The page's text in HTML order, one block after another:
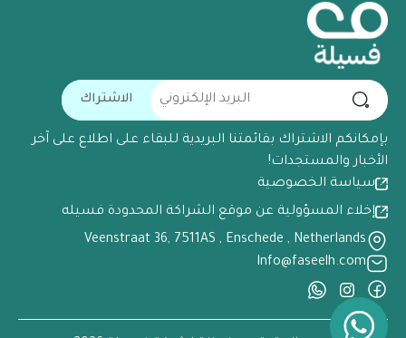
الاشتراك
بإمكانكم الاشتراك بقائمتنا البريدية للبقاء على اطلاع على آخر
الأخبار والمستجدات!
سياسة الخصوصية
إخلاء المسؤولية عن موقع الشراكة المحدودة فسيله
Veenstraat 36, 7511AS , Enschede , Netherlands
Info@faseelh.com